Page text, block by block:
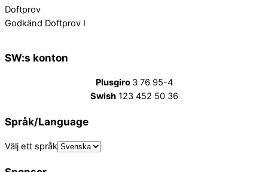
Doftprov
Godkänd Doftprov I
SW:s konton
Plusgiro 3 76 95-4
Swish123 452 50 36
Språk/Language
Välj ett språk